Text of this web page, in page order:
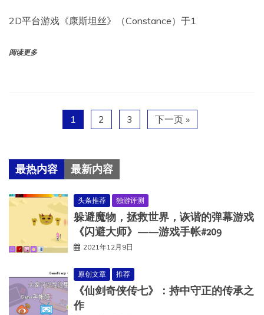
2D平台游戏《康斯坦丝》（Constance）于1
阅读更多
1 2 3 下一页 »
最热内容 最新内容
头条推荐 独游评测
躲避魔物，拯救世界，诙谐的弹幕游戏
《闪避大师》——游戏手帐#209
2021年12月9日
原创文章 推荐
《仙剑奇侠传七》：持中守正的传承之
作